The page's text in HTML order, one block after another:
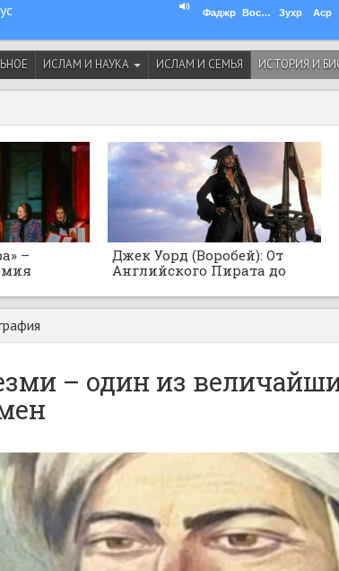
Фаджр Восход Зухр Аср
ИСЛАМ И НАУКА ИСЛАМ И СЕМЬЯ ИСТОРИЯ И
–
Джек Уорд (Воробей): От
Английского Пирата до
Юсуфа-рейса
– один из